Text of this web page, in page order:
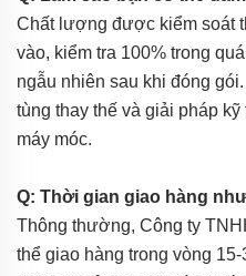
Chất lượng được kiểm soát
vào, kiểm tra 100% trong
ngẫu nhiên sau khi đóng
tùng thay thế và giải pháp
máy móc.
Q: Thời gian giao hàng
Thông thường, Công ty
thể giao hàng trong vòng